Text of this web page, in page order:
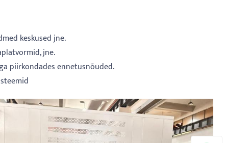
keskused jne.
jne.
piirkondades ennetusnõuded.